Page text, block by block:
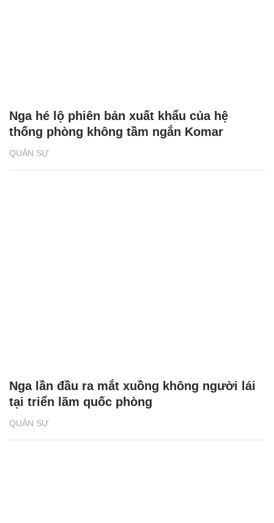
QUÂN SỰ
Nga hé lộ phiên bản xuất khẩu của hệ
thống phòng không tầm ngắn Komar
QUÂN SỰ
Nga lần đầu ra mắt xuồng không người lái
tại triển lãm quốc phòng